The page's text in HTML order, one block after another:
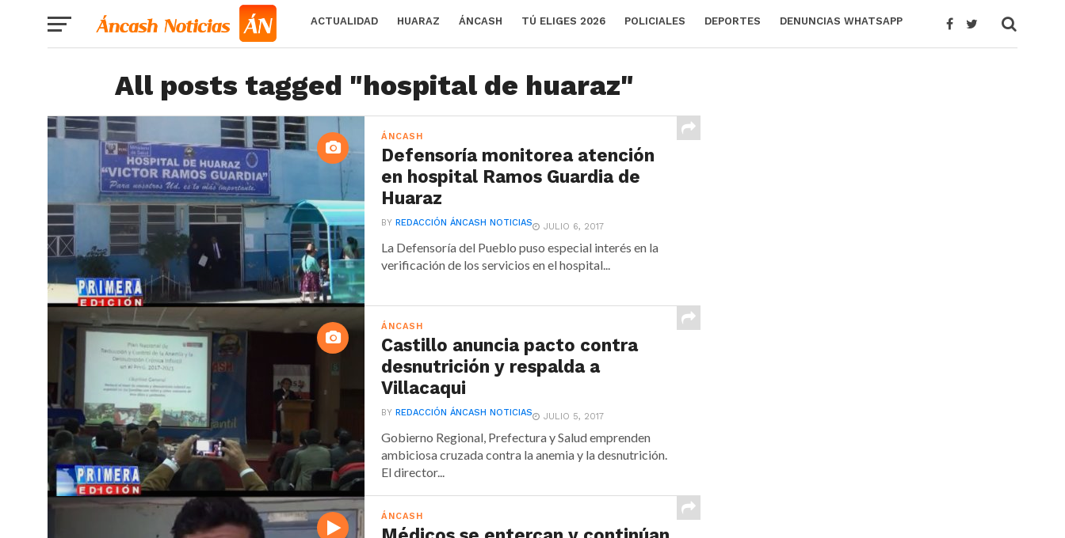
ACTUALIDAD HUARAZ ÁNCASH TÚ ELIGES 2026 POLICIALES DEPORTES DENUNCIAS WHATSAPP
All posts tagged "hospital de huaraz"
ÁNCASH
Defensoría monitorea atención
en hospital Ramos Guardia de
Huaraz
BYREDACCIÓN ÁNCASH NOTICIAS JULIO 6, 2017
La Defensoría del Pueblo puso especial interés en la
verificación de los servicios en el hospital...
ÁNCASH
Castillo anuncia pacto contra
desnutrición y respalda a
Villacaqui
BYREDACCIÓN ÁNCASH NOTICIAS JULIO 5, 2017
Gobierno Regional, Prefectura y Salud emprenden
ambiciosa cruzada contra la anemia y la desnutrición.
El director...
ÁNCASH